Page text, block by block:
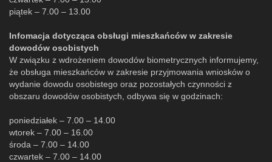
piątek – 7.00 – 13.00
Infomacja dotycząca obsługi mieszkańców w zakresie
dowodów osobistych
W związku z wdrożeniem dowodów biometrycznych informujemy,
że obsługa mieszkańców w zakresie przyjmowania wniosków o
wydanie dowodu osobistego oraz pozostałych czynności z
obszaru dowodów osobistych, odbywa się w godzinach:
poniedziałek – 7.00 – 14.00
wtorek – 7.00 – 16.00
środa – 7.00 – 14.00
czwartek – 7.00 – 14.00